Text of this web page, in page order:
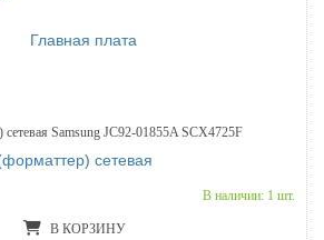
сетевая Samsung JC92-01855A SCX4725F
В наличии: 1 шт.
В КОРЗИНУ